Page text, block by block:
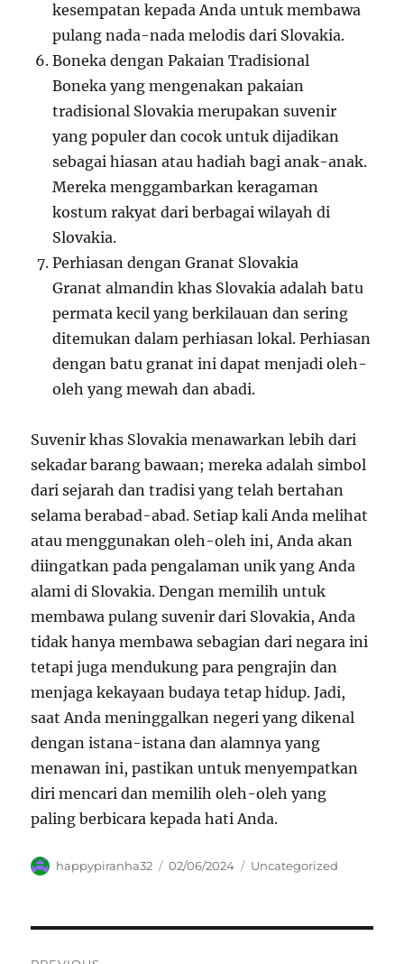
kesempatan kepada Anda untuk membawa
pulang nada-nada melodis dari Slovakia.
Boneka dengan Pakaian Tradisional
Boneka yang mengenakan pakaian
tradisional Slovakia merupakan suvenir
yang populer dan cocok untuk dijadikan
sebagai hiasan atau hadiah bagi anak-anak.
Mereka menggambarkan keragaman
kostum rakyat dari berbagai wilayah di
Slovakia.
Perhiasan dengan Granat Slovakia
Granat almandin khas Slovakia adalah batu
permata kecil yang berkilauan dan sering
ditemukan dalam perhiasan lokal. Perhiasan
dengan batu granat ini dapat menjadi oleh-
oleh yang mewah dan abadi.
Suvenir khas Slovakia menawarkan lebih dari
sekadar barang bawaan; mereka adalah simbol
dari sejarah dan tradisi yang telah bertahan
selama berabad-abad. Setiap kali Anda melihat
atau menggunakan oleh-oleh ini, Anda akan
diingatkan pada pengalaman unik yang Anda
alami di Slovakia. Dengan memilih untuk
membawa pulang suvenir dari Slovakia, Anda
tidak hanya membawa sebagian dari negara ini
tetapi juga mendukung para pengrajin dan
menjaga kekayaan budaya tetap hidup. Jadi,
saat Anda meninggalkan negeri yang dikenal
dengan istana-istana dan alamnya yang
menawan ini, pastikan untuk menyempatkan
diri mencari dan memilih oleh-oleh yang
paling berbicara kepada hati Anda.
Author
happypiranha32
Posted
02/06/2024 Categories
Uncategorized